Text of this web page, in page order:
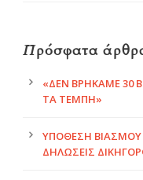
Πρόσφατα
«ΔΕΝ ΒΡΉΚΑΜΕ 30
ΤΑ ΤΈΜΠΗ»
ΥΠΌΘΕΣΗ
ΔΗΛΏΣΕΙΣ